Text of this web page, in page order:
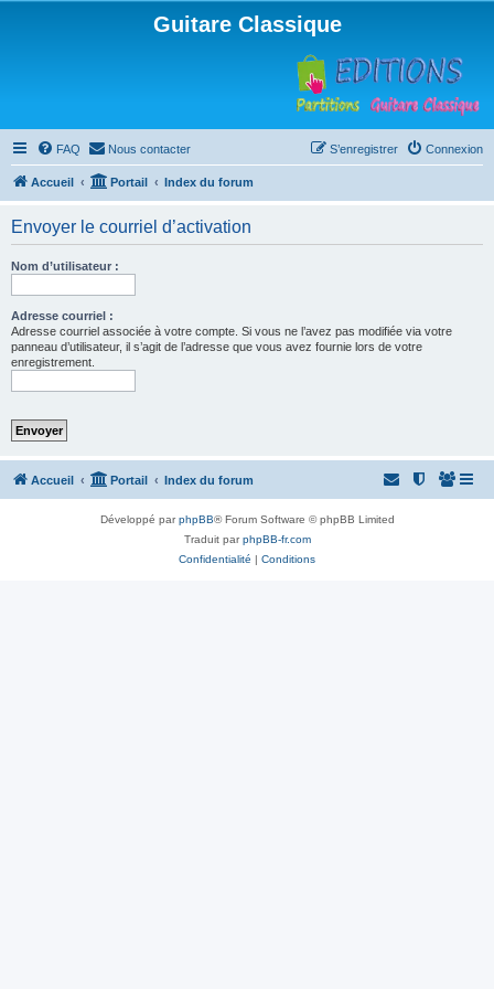
Guitare Classique
FAQ Nous contacter Connexion
S’enregistrer
Accueil Portail Index du forum
Envoyer le courriel d’activation
Nom d’utilisateur :
Adresse courriel :
Adresse courriel associée à votre compte. Si vous ne l’avez pas modifiée via votre
panneau d’utilisateur, il s’agit de l’adresse que vous avez fournie lors de votre
enregistrement.
Accueil Portail Index du forum
Développé parphpBB® Forum Software © phpBB Limited
Traduit parphpBB-fr.com
Confidentialité | Conditions